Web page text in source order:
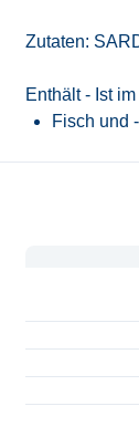
Zutaten:
Enthält - Ist
Fisch und